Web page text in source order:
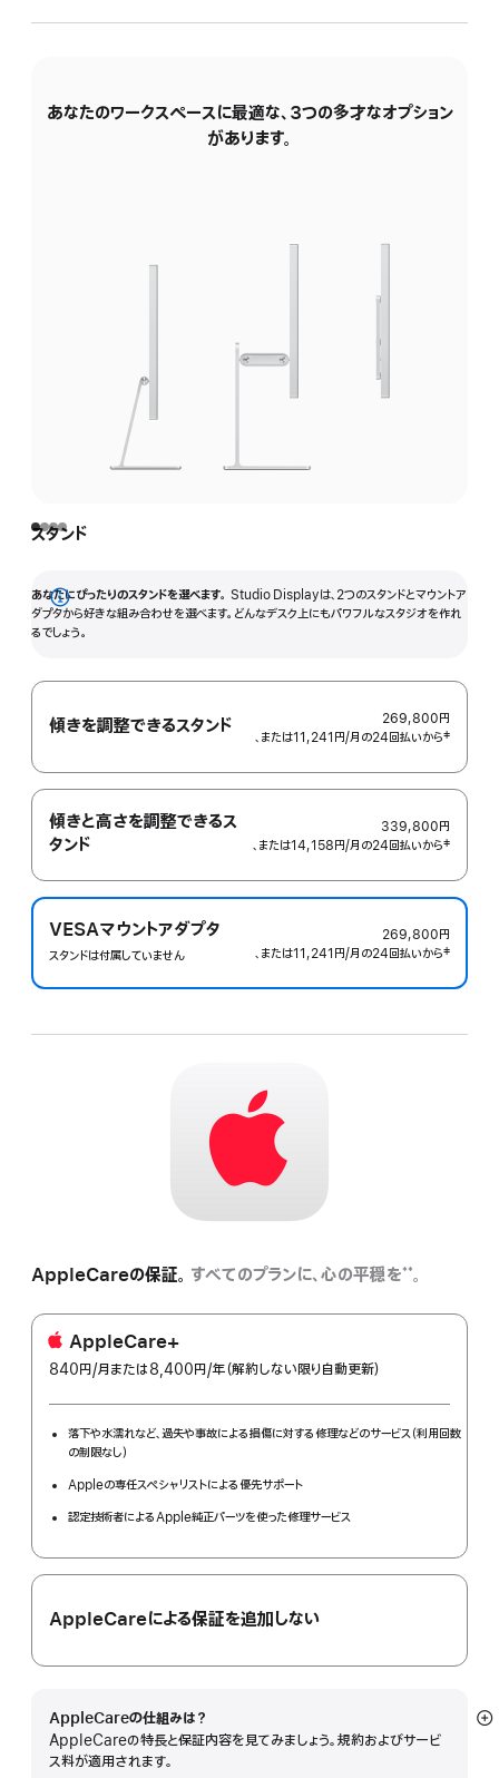
あなたのワークスペースに最適な、3つの多才なオプション
があります。
スタンド
あなたにぴったりのスタンドを選べます。 Studio Displayは、2つのスタンドとマウントア
ダプタから好きな組み合わせを選べます。どんなデスク上にもパワフルなスタジオを作れ
るでしょう。
詳
細
表
示
傾きを調整できるスタンド
269,800円
、または11,241円/月 月
の24回払いから 脚注
‡
傾きと高さを調整できるス
タンド
339,800円
、または14,158円/月 月
の24回払いから 脚注
‡
VESAマウントアダプタ
スタンドは付属していません
269,800円
、または11,241円/月 月
の24回払いから 脚注
‡
AppleCareの保証。 すべてのプランに、心の平穏を**。
AppleCare+
840円/月per
または8,400円/年年
（解約しない限り自動更新）
落下や水濡れなど、過失や事故による損傷に対する修理などのサービス（利用回数
の制限なし）
Appleの専任スペシャリストによる優先サポート
認定技術者によるApple純正パーツを使った修理サービス
AppleCareによる保証を追加しない
AppleCareの仕組みは？
AppleCareの特長と保証内容を見てみましょう。規約およびサービ
ス料が適用されます。
詳